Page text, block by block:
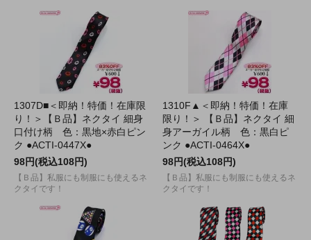
1307D■＜即納！特価！在庫限
り！＞【Ｂ品】ネクタイ 細身
口付け柄 色：黒地×赤白ピン
ク ●ACTI-0447X●
98円(税込108円)
【Ｂ品】私服にも制服にも使えるネ
クタイです！
1310F▲＜即納！特価！在庫
限り！＞ 【Ｂ品】ネクタイ 細
身アーガイル柄 色：黒白ピ
ンク ●ACTI-0464X●
98円(税込108円)
【Ｂ品】私服にも制服にも使えるネ
クタイです！